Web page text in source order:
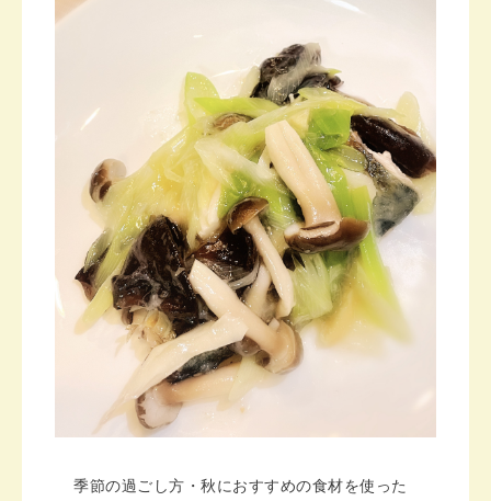
季節の過ごし方・秋におすすめの食材を使った